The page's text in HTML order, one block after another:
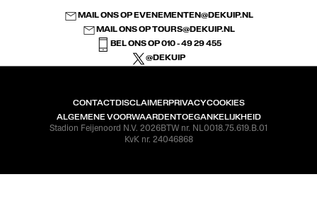
MAIL ONS OP EVENEMENTEN@DEKUIP.NL
MAIL ONS OPTOURS@DEKUIP.NL
BEL ONS OP 010 - 49 29 455
@DEKUIP
CONTACTDISCLAIMERPRIVACYCOOKIES
ALGEMENE VOORWAARDENTOEGANKELIJKHEID
Stadion Feijenoord N.V. 2026BTW nr. NL0018.75.619.B.01
KvK nr. 24046868